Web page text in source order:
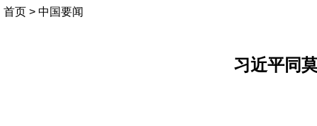
首页 > 中国要闻
习近平同